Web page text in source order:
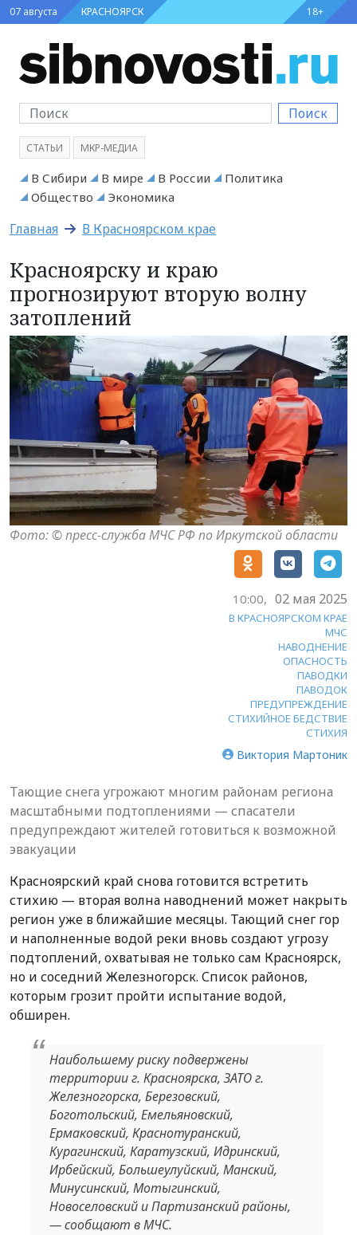
07 августа КРАСНОЯРСК 18+
Поиск
СТАТЬИ МКР-МЕДИА
В Сибири В мире В России
Политика
Общество
Экономика
Главная В Красноярском крае
Красноярску и краю
прогнозируют вторую волну
затоплений
Фото: © пресс-служба МЧС РФ по Иркутской области
10:00, 02 мая 2025
В КРАСНОЯРСКОМ КРАЕ
МЧС
НАВОДНЕНИЕ
ОПАСНОСТЬ
ПАВОДКИ
ПАВОДОК
ПРЕДУПРЕЖДЕНИЕ
СТИХИЙНОЕ БЕДСТВИЕ
СТИХИЯ
Виктория Мартоник
Тающие снега угрожают многим районам региона
масштабными подтоплениями — спасатели
предупреждают жителей готовиться к возможной
эвакуации
Красноярский край снова готовится встретить
стихию — вторая волна наводнений может накрыть
регион уже в ближайшие месяцы. Тающий снег гор
и наполненные водой реки вновь создают угрозу
подтоплений, охватывая не только сам Красноярск,
но и соседний Железногорск. Список районов,
которым грозит пройти испытание водой,
обширен.
Наибольшему риску подвержены
территории г. Красноярска, ЗАТО г.
Железногорска, Березовский,
Боготольский, Емельяновский,
Ермаковский, Краснотуранский,
Курагинский, Каратузский, Идринский,
Ирбейский, Большеулуйский, Манский,
Минусинский, Мотыгинский,
Новоселовский и Партизанский районы,
— сообщают в МЧС.